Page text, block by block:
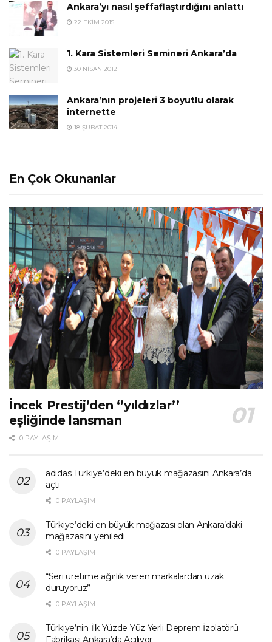
Ankara’yı nasıl şeffaflaştırdığını anlattı
22 EKIM 2015
1. Kara Sistemleri Semineri Ankara’da
30 NISAN 2012
Ankara’nın projeleri 3 boyutlu olarak
internette
18 ŞUBAT 2014
En Çok Okunanlar
İncek Prestij’den ‘’yıldızlar’’
eşliğinde lansman
0 PAYLAŞIM
adidas Türkiye’deki en büyük mağazasını Ankara’da
açtı
0 PAYLAŞIM
Türkiye’deki en büyük mağazası olan Ankara’daki
mağazasını yeniledi
0 PAYLAŞIM
“Seri üretime ağırlık veren markalardan uzak
duruyoruz”
0 PAYLAŞIM
Türkiye’nin İlk Yüzde Yüz Yerli Deprem İzolatörü
Fabrikası Ankara’da Açılıyor